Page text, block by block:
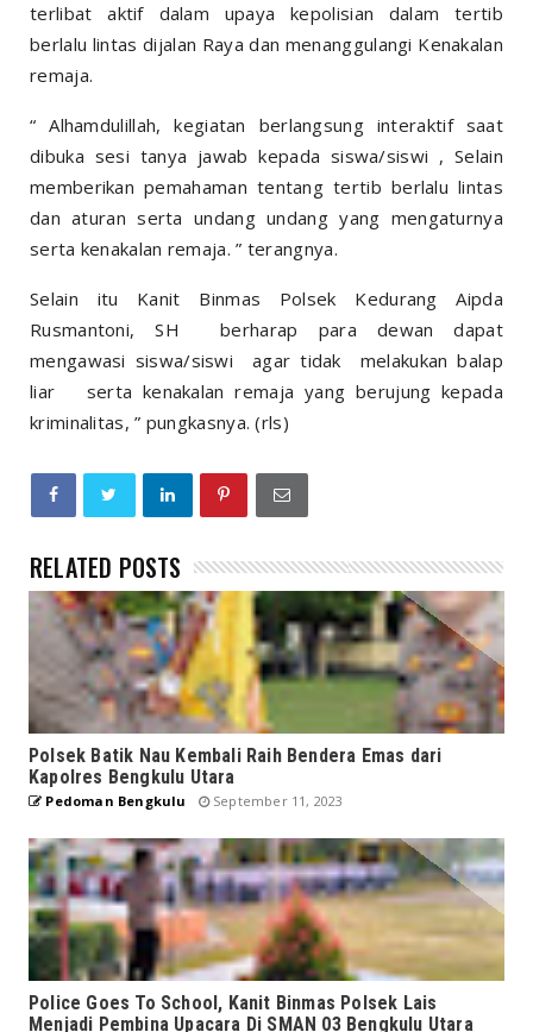
terlibat aktif dalam upaya kepolisian dalam tertib
berlalu lintas dijalan Raya dan menanggulangi Kenakalan
remaja.
“ Alhamdulillah, kegiatan berlangsung interaktif saat
dibuka sesi tanya jawab kepada siswa/siswi , Selain
memberikan pemahaman tentang tertib berlalu lintas
dan aturan serta undang undang yang mengaturnya
serta kenakalan remaja. ” terangnya.
Selain itu Kanit Binmas Polsek Kedurang Aipda
Rusmantoni, SH berharap para dewan dapat
mengawasi siswa/siswi agar tidak melakukan balap
liar serta kenakalan remaja yang berujung kepada
kriminalitas, ” pungkasnya. (rls)
RELATED POSTS
Polsek Batik Nau Kembali Raih Bendera Emas dari
Kapolres Bengkulu Utara
Pedoman Bengkulu September 11, 2023
Police Goes To School, Kanit Binmas Polsek Lais
Menjadi Pembina Upacara Di SMAN 03 Bengkulu Utara